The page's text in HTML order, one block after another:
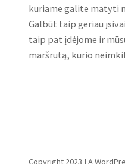
kuriame galite matyti
Galbūt taip geriau
taip pat įdėjome ir
maršrutą, kurio
Copyright 2023 | A